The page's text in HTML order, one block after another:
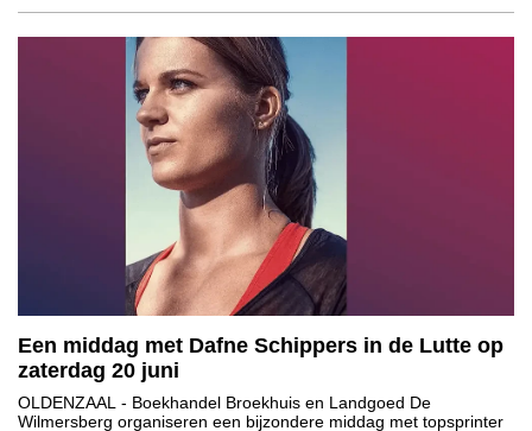
Een middag met Dafne Schippers in de Lutte op
zaterdag 20 juni
OLDENZAAL - Boekhandel Broekhuis en Landgoed De
Wilmersberg organiseren een bijzondere middag met topsprinter